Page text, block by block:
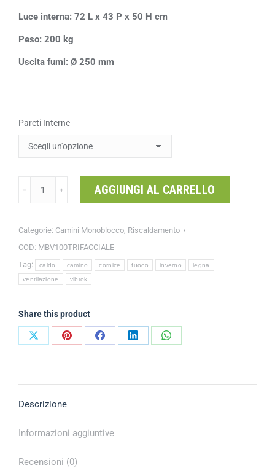
Luce interna: 72 L x 43 P x 50 H cm
Peso: 200 kg
Uscita fumi: Ø 250 mm
Pareti Interne
﹣ ﹢ AGGIUNGI AL CARRELLO
Categorie: Camini Monoblocco, Riscaldamento
COD: MBV100TRIFACCIALE
Tag:
caldo camino cornice fuoco inverno legna
ventilazione vibrok
Share this product
Descrizione
Informazioni aggiuntive
Recensioni (0)